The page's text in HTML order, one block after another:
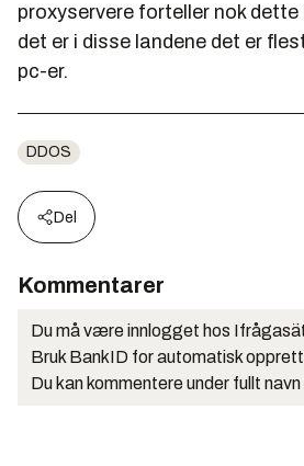
proxyservere forteller nok
det er i disse landene det er
pc-er.
DDOS
Del
Kommentarer
Du må være innlogget hos
Bruk BankID for automatisk
Du kan kommentere under fullt